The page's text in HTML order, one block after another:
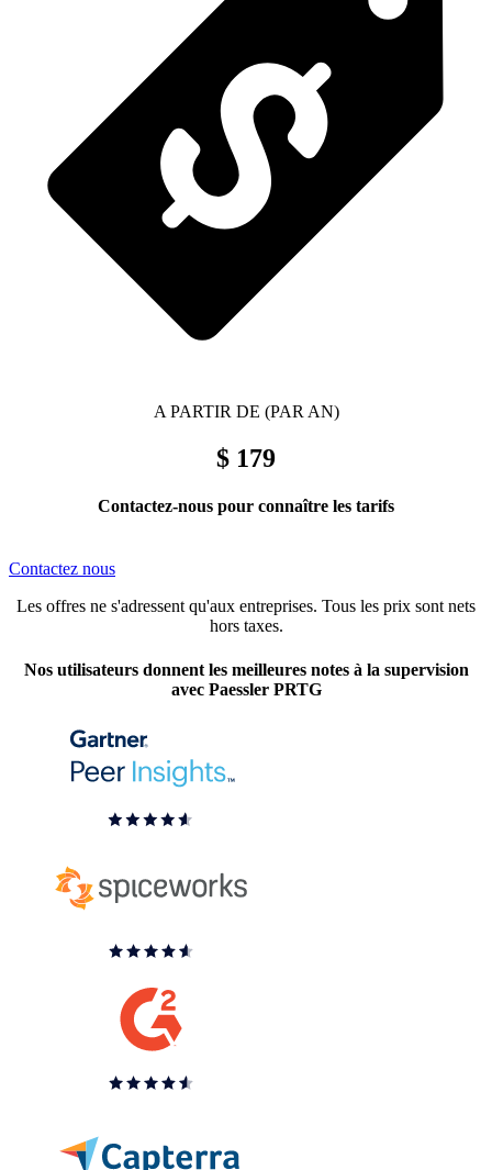
A PARTIR DE (PAR AN)
$ 179
Contactez-nous pour connaître les tarifs
Contactez nous
Les offres ne s'adressent qu'aux entreprises. Tous les prix sont nets
hors taxes.
Nos utilisateurs donnent les meilleures notes à la supervision
avec Paessler PRTG